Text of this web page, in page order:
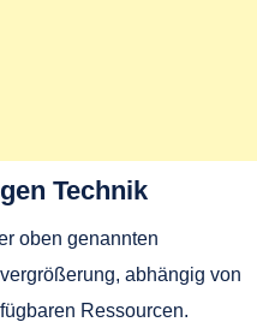
Technik
oben genannten
abhängig von
Ressourcen.